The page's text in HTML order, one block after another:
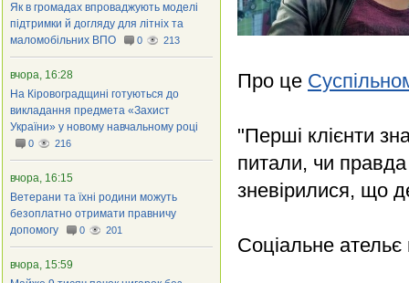
Про це
"Перші клієнти
питали, чи
зневірилися, що
Соціальне ательє
Як в громадах впроваджують моделі
підтримки й догляду для літніх та
маломобільних ВПО
0 213
вчора, 16:28
На Кіровоградщині готуються до
викладання предмета «Захист
України» у новому навчальному році
0 216
вчора, 16:15
Ветерани та їхні родини можуть
безоплатно отримати правничу
допомогу
0 201
вчора, 15:59